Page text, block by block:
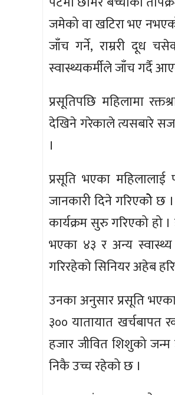
जमेको वा खटिरा भए
जाँच गर्ने, राम्ररी दूध
स्वास्थ्यकर्मीले जाँच गर्दै
प्रसूतिपछि महिलामा
देखिने गरेकाले त्यसबारे
।
प्रसूति भएका महिलालाई
जानकारी दिने गरिएकोे छ
कार्यक्रम सुरु गरिएको हो
भएका ४३ र अन्य
गरिरहेको सिनियर अहेब
उनका अनुसार प्रसूति
३०० यातायात
हजार जीवित शिशुको जन्म
निकै उच्च रहेको छ ।